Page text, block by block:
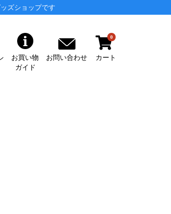
ズショップです
お買い物
ガイド
お問い合わせ
0
カート